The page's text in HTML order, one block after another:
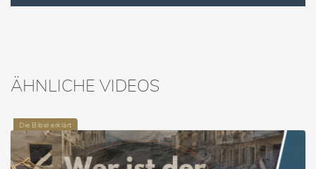
ÄHNLICHE VIDEOS
Die Bibel erklärt